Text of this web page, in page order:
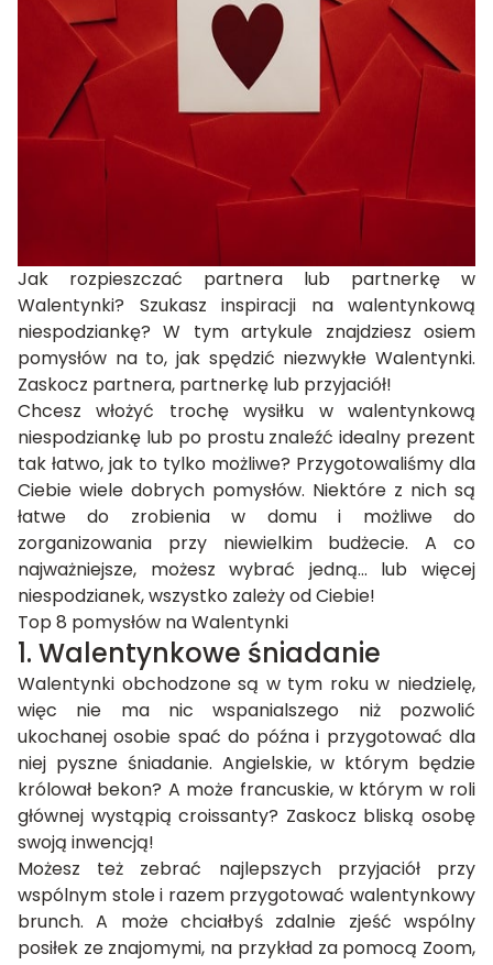
Jak rozpieszczać partnera lub partnerkę w
Walentynki? Szukasz inspiracji na walentynkową
niespodziankę? W tym artykule znajdziesz osiem
pomysłów na to, jak spędzić niezwykłe Walentynki.
Zaskocz partnera, partnerkę lub przyjaciół!
Chcesz włożyć trochę wysiłku w walentynkową
niespodziankę lub po prostu znaleźć idealny prezent
tak łatwo, jak to tylko możliwe? Przygotowaliśmy dla
Ciebie wiele dobrych pomysłów. Niektóre z nich są
łatwe do zrobienia w domu i możliwe do
zorganizowania przy niewielkim budżecie. A co
najważniejsze, możesz wybrać jedną… lub więcej
niespodzianek, wszystko zależy od Ciebie!
Top 8 pomysłów na Walentynki
1. Walentynkowe śniadanie
Walentynki obchodzone są w tym roku w niedzielę,
więc nie ma nic wspanialszego niż pozwolić
ukochanej osobie spać do późna i przygotować dla
niej pyszne śniadanie. Angielskie, w którym będzie
królował bekon? A może francuskie, w którym w roli
głównej wystąpią croissanty? Zaskocz bliską osobę
swoją inwencją!
Możesz też zebrać najlepszych przyjaciół przy
wspólnym stole i razem przygotować walentynkowy
brunch. A może chciałbyś zdalnie zjeść wspólny
posiłek ze znajomymi, na przykład za pomocą Zoom,